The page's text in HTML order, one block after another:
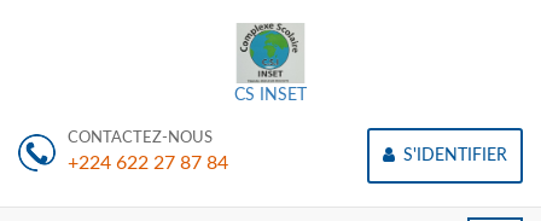
CS INSET
CONTACTEZ-NOUS
+224 622 27 87 84 S'IDENTIFIER